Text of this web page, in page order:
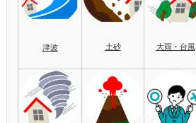
津波 土砂 大雨・台風